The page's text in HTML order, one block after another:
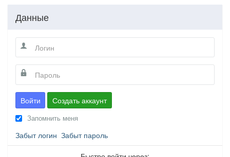
Данные
Войти Создать аккаунт
Запомнить меня
Забыт логин Забыт пароль